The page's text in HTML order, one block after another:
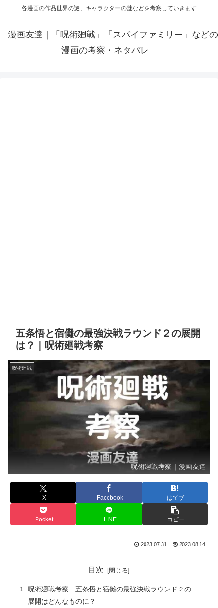
各漫画の作品世界の謎、キャラクターの謎などを考察していきます
漫画友達｜「呪術廻戦」「スパイファミリー」などの
漫画の考察・ネタバレ
五条悟と宿儺の最強決戦ラウンド２の展開
は？｜呪術廻戦考察
呪術廻戦
呪術廻戦考察｜漫画友達
X Facebook はてブ
Pocket LINE コピー
2023.07.31 2023.08.14
目次
呪術廻戦考察 五条悟と宿儺の最強決戦ラウンド２の
展開はどんなものに？